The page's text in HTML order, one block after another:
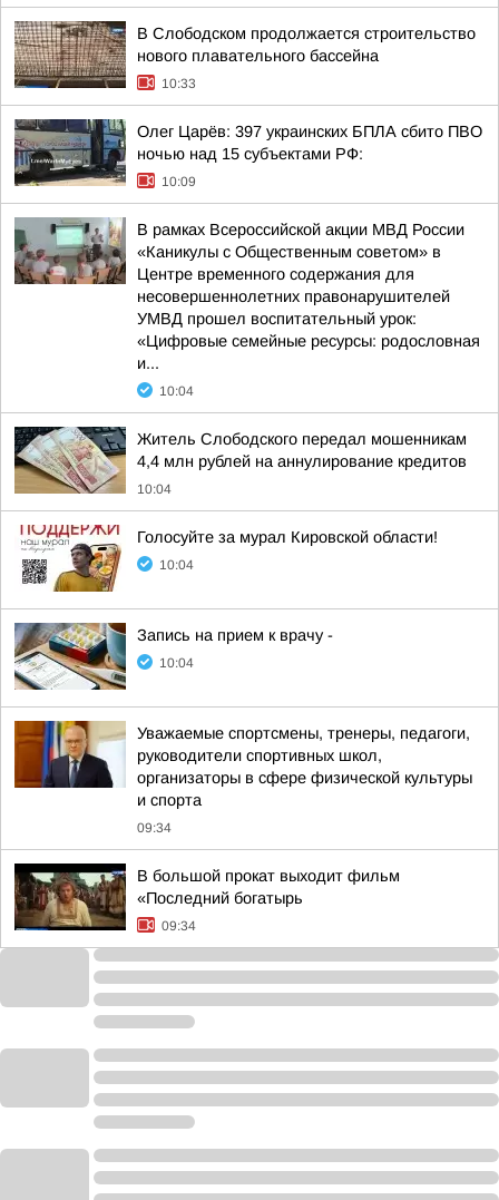
В Слободском продолжается строительство
нового плавательного бассейна
10:33
Олег Царёв: 397 украинских БПЛА сбито ПВО
ночью над 15 субъектами РФ:
10:09
В рамках Всероссийской акции МВД России
«Каникулы с Общественным советом» в
Центре временного содержания для
несовершеннолетних правонарушителей
УМВД прошел воспитательный урок:
«Цифровые семейные ресурсы: родословная
и...
10:04
Житель Слободского передал мошенникам
4,4 млн рублей на аннулирование кредитов
10:04
Голосуйте за мурал Кировской области!
10:04
Запись на прием к врачу -
10:04
Уважаемые спортсмены, тренеры, педагоги,
руководители спортивных школ,
организаторы в сфере физической культуры
и спорта
09:34
В большой прокат выходит фильм
«Последний богатырь
09:34